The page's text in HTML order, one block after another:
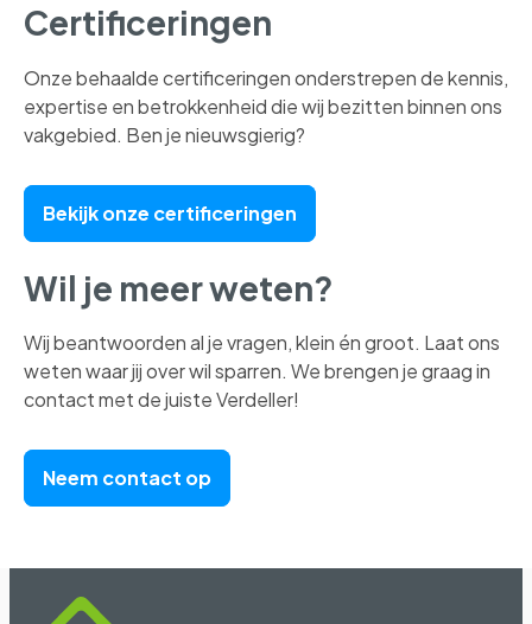
Certificeringen
Onze behaalde certificeringen onderstrepen de kennis,
expertise en betrokkenheid die wij bezitten binnen ons
vakgebied. Ben je nieuwsgierig?
Bekijk onze certificeringen
Wil je meer weten?
Wij beantwoorden al je vragen, klein én groot. Laat ons
weten waar jij over wil sparren. We brengen je graag in
contact met de juiste Verdeller!
Neem contact op